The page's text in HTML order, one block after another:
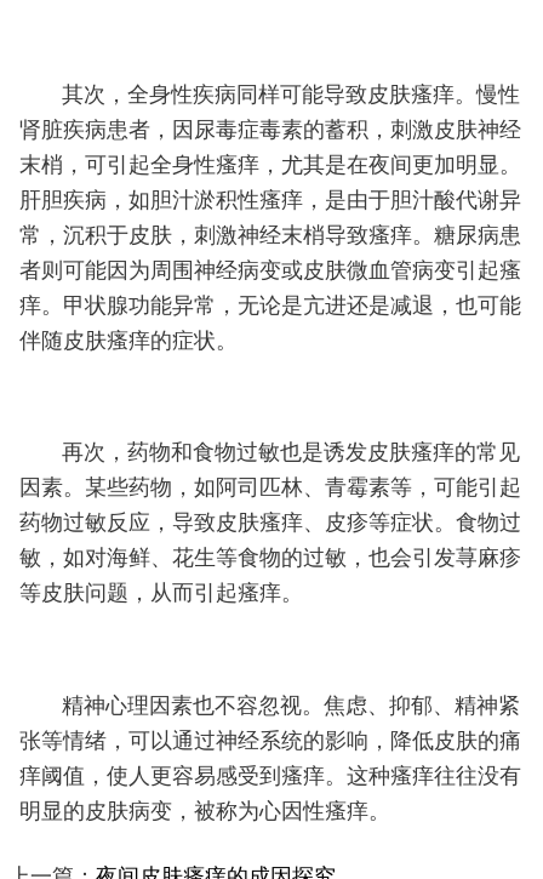
其次，全身性疾病同样可能导致皮肤瘙痒。慢性
肾脏疾病患者，因尿毒症毒素的蓄积，刺激皮肤神经
末梢，可引起全身性瘙痒，尤其是在夜间更加明显。
肝胆疾病，如胆汁淤积性瘙痒，是由于胆汁酸代谢异
常，沉积于皮肤，刺激神经末梢导致瘙痒。糖尿病患
者则可能因为周围神经病变或皮肤微血管病变引起瘙
痒。甲状腺功能异常，无论是亢进还是减退，也可能
伴随皮肤瘙痒的症状。
再次，药物和食物过敏也是诱发皮肤瘙痒的常见
因素。某些药物，如阿司匹林、青霉素等，可能引起
药物过敏反应，导致皮肤瘙痒、皮疹等症状。食物过
敏，如对海鲜、花生等食物的过敏，也会引发荨麻疹
等皮肤问题，从而引起瘙痒。
精神心理因素也不容忽视。焦虑、抑郁、精神紧
张等情绪，可以通过神经系统的影响，降低皮肤的痛
痒阈值，使人更容易感受到瘙痒。这种瘙痒往往没有
明显的皮肤病变，被称为心因性瘙痒。